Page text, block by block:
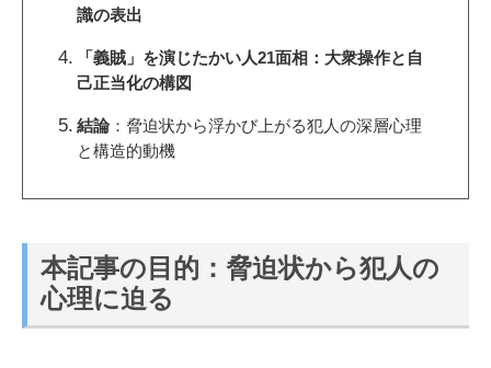
識の表出
「義賊」を演じたかい人21面相：大衆操作と自
己正当化の構図
結論：脅迫状から浮かび上がる犯人の深層心理
と構造的動機
本記事の目的：脅迫状から犯人の
心理に迫る